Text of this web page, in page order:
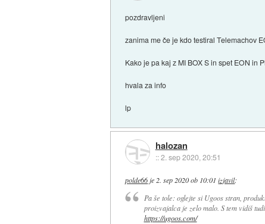
pozdravljeni
zanima me če je kdo testiral Telemachov
Kako je pa kaj z MI BOX S in spet EON in
hvala za info
lp
halozan
::2. sep 2020, 20:51
polde66 je 2. sep 2020 ob 10:01 izjavil:
Pa še tole: oglejte si Ugoos stran,
proizvajalca je zelo malo. S tem vidiš
https://ugoos.com/